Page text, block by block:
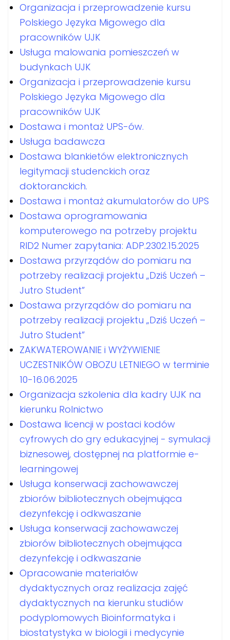
Organizacja i przeprowadzenie kursu
Polskiego Języka Migowego dla
pracowników UJK
Usługa malowania pomieszczeń w
budynkach UJK
Organizacja i przeprowadzenie kursu
Polskiego Języka Migowego dla
pracowników UJK
Dostawa i montaż UPS-ów.
Usługa badawcza
Dostawa blankietów elektronicznych
legitymacji studenckich oraz
doktoranckich.
Dostawa i montaż akumulatorów do UPS
Dostawa oprogramowania
komputerowego na potrzeby projektu
RID2 Numer zapytania: ADP.2302.15.2025
Dostawa przyrządów do pomiaru na
potrzeby realizacji projektu „Dziś Uczeń –
Jutro Student”
Dostawa przyrządów do pomiaru na
potrzeby realizacji projektu „Dziś Uczeń –
Jutro Student”
ZAKWATEROWANIE i WYŻYWIENIE
UCZESTNIKÓW OBOZU LETNIEGO w terminie
10-16.06.2025
Organizacja szkolenia dla kadry UJK na
kierunku Rolnictwo
Dostawa licencji w postaci kodów
cyfrowych do gry edukacyjnej - symulacji
biznesowej, dostępnej na platformie e-
learningowej
Usługa konserwacji zachowawczej
zbiorów bibliotecznych obejmująca
dezynfekcję i odkwaszanie
Usługa konserwacji zachowawczej
zbiorów bibliotecznych obejmująca
dezynfekcję i odkwaszanie
Opracowanie materiałów
dydaktycznych oraz realizacja zajęć
dydaktycznych na kierunku studiów
podyplomowych Bioinformatyka i
biostatystyka w biologii i medycynie